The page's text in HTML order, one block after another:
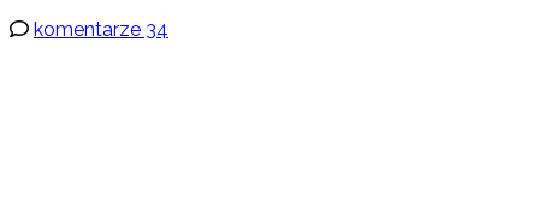
komentarze 34